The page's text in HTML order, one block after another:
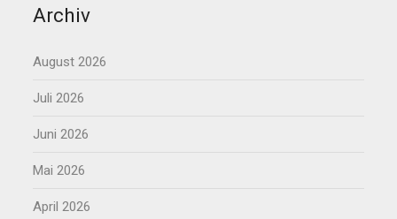
Archiv
August 2026
Juli 2026
Juni 2026
Mai 2026
April 2026